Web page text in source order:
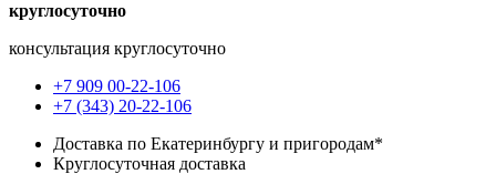
круглосуточно
консультация круглосуточно
+7 909 00-22-106
+7 (343) 20-22-106
Доставка по Екатеринбургу и пригородам*
Круглосуточная доставка